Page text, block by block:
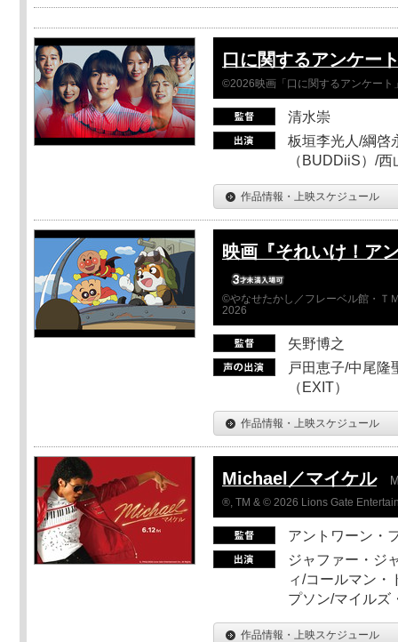
口に関するアンケー
©2026映画「口に関するアンケート
清水崇
板垣李光人/綱啓
（BUDDiiS）/
作品情報・上映スケジュール
映画『それいけ！ア
©やなせたかし／フレーベル館・Ｔ
2026
矢野博之
戸田恵子/中尾隆
（EXIT）
作品情報・上映スケジュール
Michael／マイケル
®, TM & © 2026 Lions Gate
アントワーン・
ジャファー・ジ
ィ/コールマン・
プソン/マイルズ
作品情報・上映スケジュール